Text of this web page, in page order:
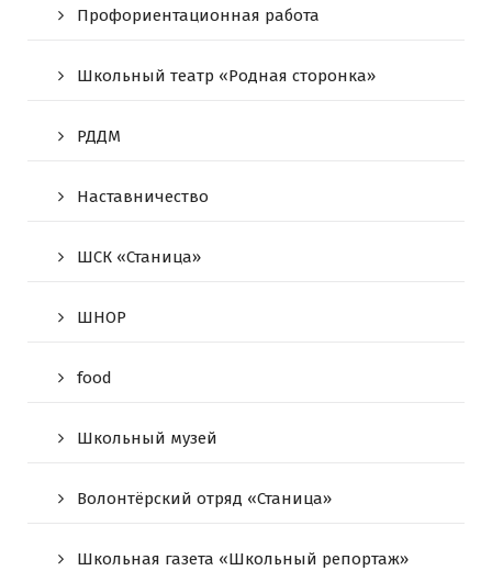
Профориентационная работа
Школьный театр «Родная сторонка»
РДДМ
Наставничество
ШСК «Станица»
ШНОР
food
Школьный музей
Волонтёрский отряд «Станица»
Школьная газета «Школьный репортаж»